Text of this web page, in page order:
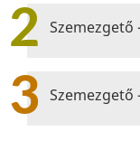
2 Szemezgető
3 Szemezgető